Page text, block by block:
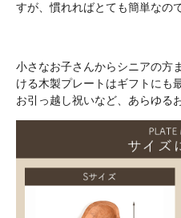
すが、慣れればとても簡単なの
小さなお子さんからシニアの方
ける木製プレートはギフトにも
お引っ越し祝いなど、あらゆる